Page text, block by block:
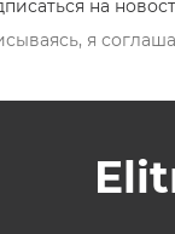
на
я